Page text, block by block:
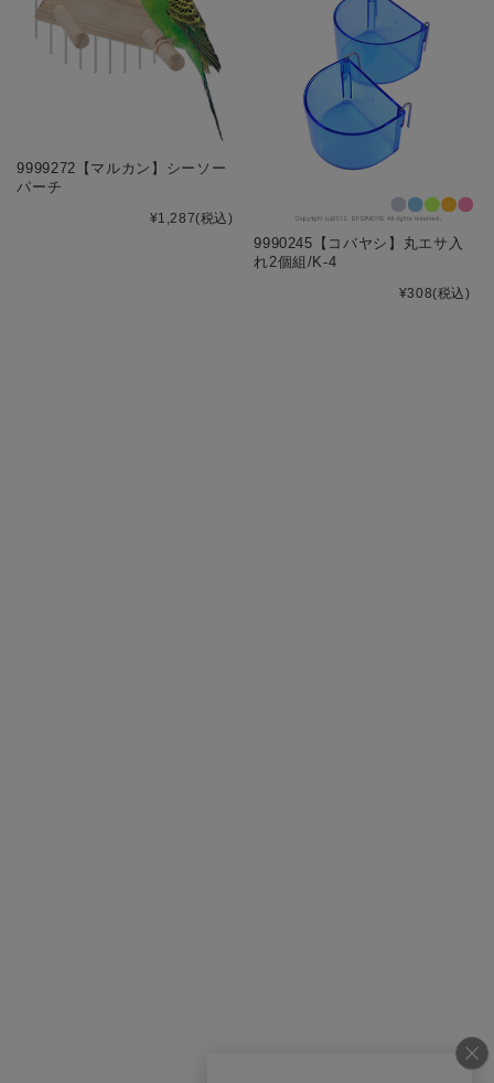
9999272【マルカン】シーソー
パーチ
¥1,287(税込)
9990245【コバヤシ】丸エサ入
れ2個組/K-4
¥308(税込)